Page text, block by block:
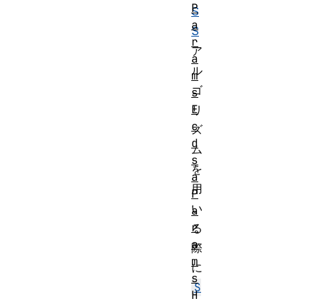
S
S
ア
ル
ゴ
リ
ズ
ム
を
用
い
る
際
に
S
P
a
r
a
m
s
E
c
d
s
a
P
a
r
a
m
s
H